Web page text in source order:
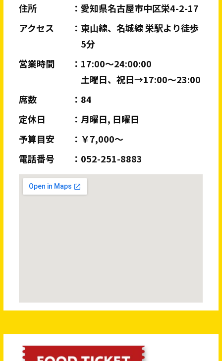
住所
愛知県名古屋市中区栄4-2-17
アクセス
東山線、名城線 栄駅より徒歩
5分
営業時間
17:00〜24:00:00
土曜日、祝日→17:00〜23:00
席数
84
定休日
月曜日, 日曜日
予算目安
￥7,000～
電話番号
052-251-8883